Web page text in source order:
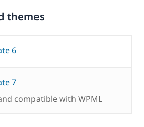
themes
6
7
compatible with WPML